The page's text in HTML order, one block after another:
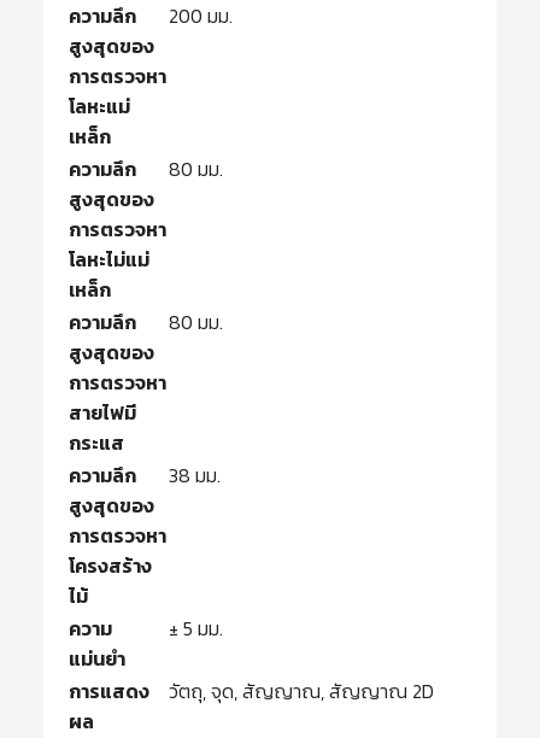
ความลึก
สูงสุดของ
การตรวจหา
โลหะแม่
เหล็ก
200 มม.
ความลึก
สูงสุดของ
การตรวจหา
โลหะไม่แม่
เหล็ก
80 มม.
ความลึก
สูงสุดของ
การตรวจหา
สายไฟมี
กระแส
80 มม.
ความลึก
สูงสุดของ
การตรวจหา
โครงสร้าง
ไม้
38 มม.
ความ
แม่นยำ
± 5 มม.
การแสดง
ผล
วัตถุ, จุด, สัญญาณ, สัญญาณ 2D